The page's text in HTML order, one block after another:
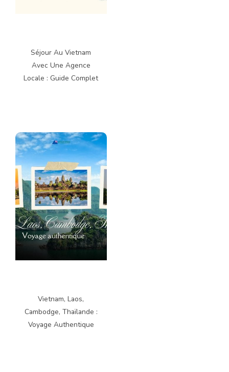
Séjour Au Vietnam
Avec Une Agence
Locale : Guide Complet
Vietnam, Laos,
Cambodge, Thaïlande :
Voyage Authentique